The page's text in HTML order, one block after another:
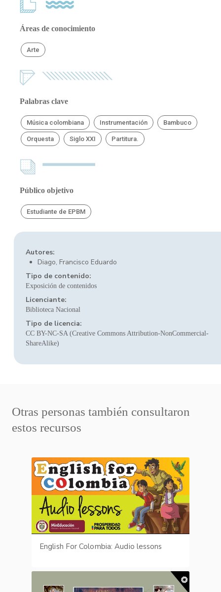
Áreas de conocimiento
Arte
Palabras clave
Música colombiana Instrumentación Bambuco
Orquesta Siglo XXI Partitura.
Público objetivo
Estudiante de EPBM
Autores:
Diago, Francisco Eduardo
Tipo de contenido:
Exposición de contenidos
Licenciante:
Biblioteca Nacional
Tipo de licencia:
CC BY-NC-SA (Creative Commons Attribution-NonCommercial-
ShareAlike)
Otras personas también consultaron
estos recursos
English For Colombia: Audio lessons